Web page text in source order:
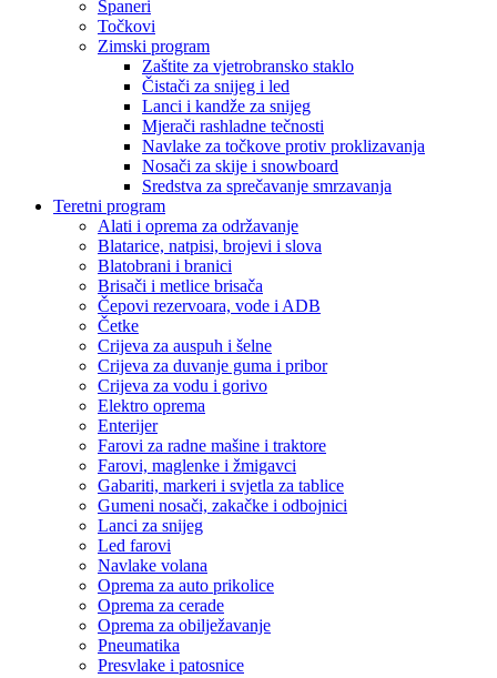
Španeri
Točkovi
Zimski program
Zaštite za vjetrobransko staklo
Čistači za snijeg i led
Lanci i kandže za snijeg
Mjerači rashladne tečnosti
Navlake za točkove protiv proklizavanja
Nosači za skije i snowboard
Sredstva za sprečavanje smrzavanja
Teretni program
Alati i oprema za održavanje
Blatarice, natpisi, brojevi i slova
Blatobrani i branici
Brisači i metlice brisača
Čepovi rezervoara, vode i ADB
Četke
Crijeva za auspuh i šelne
Crijeva za duvanje guma i pribor
Crijeva za vodu i gorivo
Elektro oprema
Enterijer
Farovi za radne mašine i traktore
Farovi, maglenke i žmigavci
Gabariti, markeri i svjetla za tablice
Gumeni nosači, zakačke i odbojnici
Lanci za snijeg
Led farovi
Navlake volana
Oprema za auto prikolice
Oprema za cerade
Oprema za obilježavanje
Pneumatika
Presvlake i patosnice